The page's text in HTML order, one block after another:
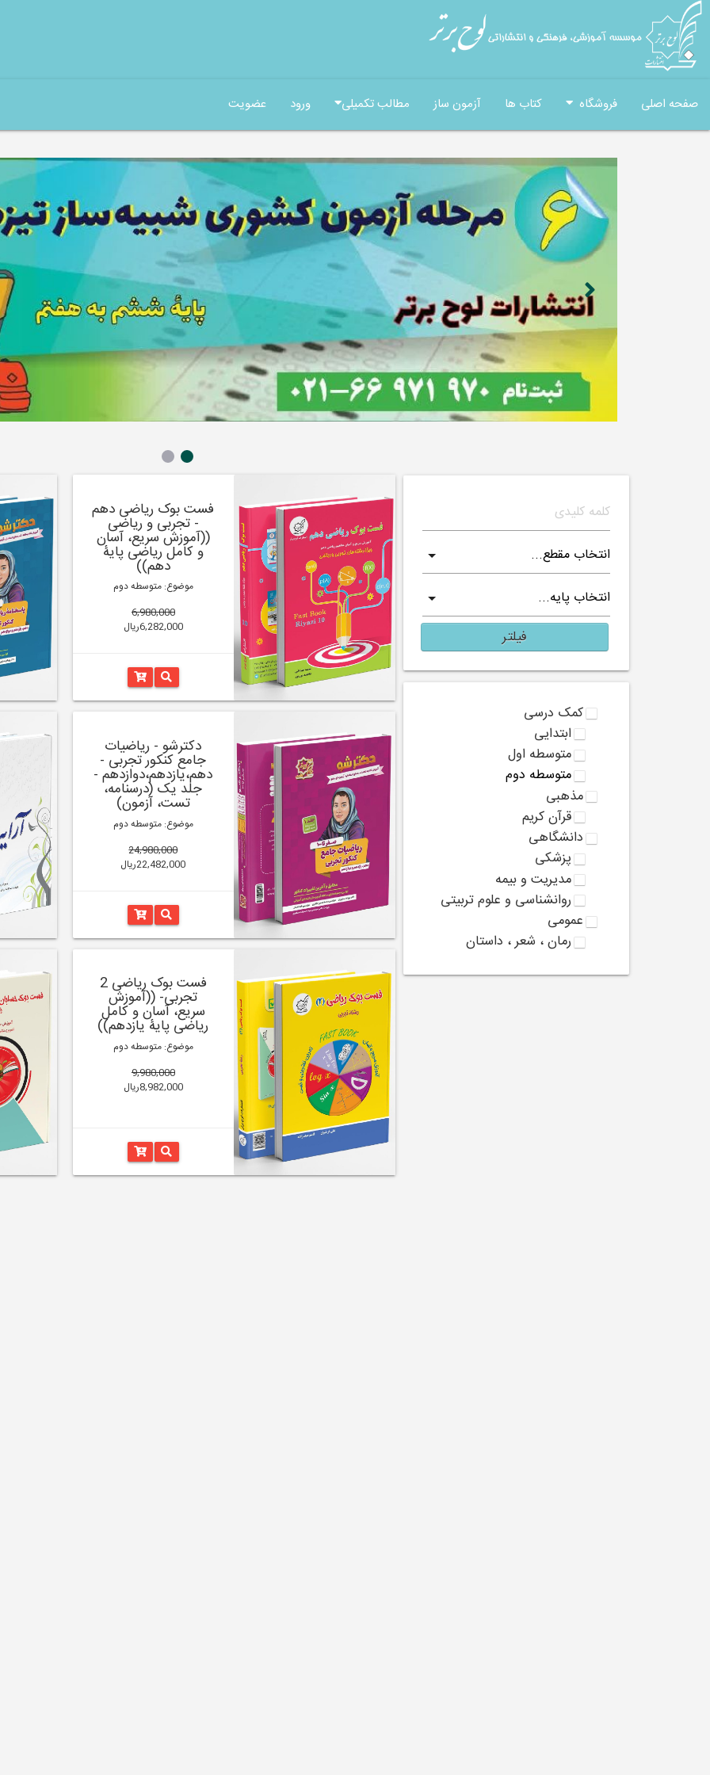
صفحه اصلی فروشگاه کتاب ها آزمون ساز مطالب تکمیلی ورود عضویت
فیلتر
کمک درسی
ابتدایی
متوسطه اول
متوسطه دوم
مذهبی
قرآن کریم
دانشگاهی
پزشکی
مدیریت و بیمه
روانشناسی و علوم تربیتی
عمومی
رمان ، شعر ، داستان
فست بوک ریاضی دهم
- تجربی و ریاضی
((آموزش سریع، آسان
و کامل ریاضی پایۀ
دهم))
موضوع: متوسطه دوم
6,980,000
6,282,000ریال
دکترشو - ریاضیات
جامع کنکور تجربی -
دهم،یازدهم،دوازدهم -
جلد یک (درسنامه،
تست، آزمون)
موضوع: متوسطه دوم
24,980,000
22,482,000ریال
فست بوک ریاضی 2
تجربی- ((آموزش
سریع، آسان و کامل
ریاضی پایۀ یازدهم))
موضوع: متوسطه دوم
9,980,000
8,982,000ریال